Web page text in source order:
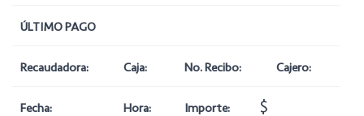
ÚLTIMO PAGO
Recaudadora: Caja: No. Recibo: Cajero:
Fecha: Hora: Importe: $